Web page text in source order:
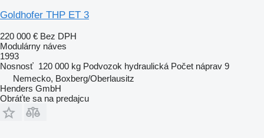
Goldhofer THP ET 3
220 000 € Bez DPH
Modulárny náves
1993
Nosnosť 120 000 kg Podvozok hydraulická Počet náprav 9
Nemecko, Boxberg/Oberlausitz
Henders GmbH
Obráťte sa na predajcu